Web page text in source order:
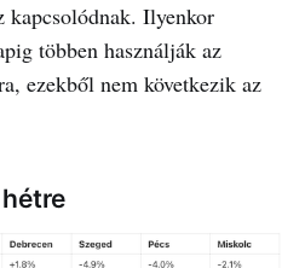
kapcsolódnak. Ilyenkor
többen használják az
ezekből nem következik az